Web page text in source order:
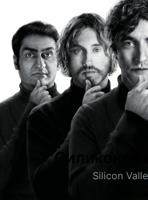
Silicon